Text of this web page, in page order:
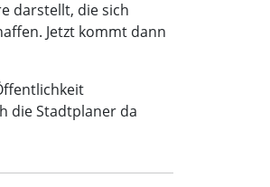
darstellt, die sich
Jetzt kommt dann
die Stadtplaner da